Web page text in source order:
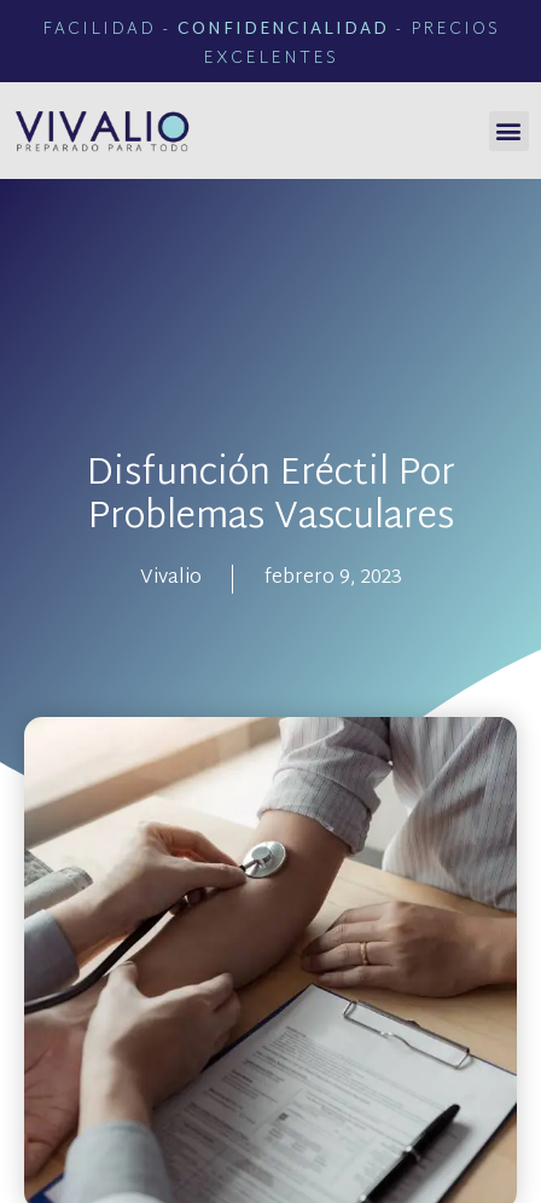
FACILIDAD - CONFIDENCIALIDAD - PRECIOS
EXCELENTES
Disfunción Eréctil Por
Problemas Vasculares
Vivalio febrero 9, 2023